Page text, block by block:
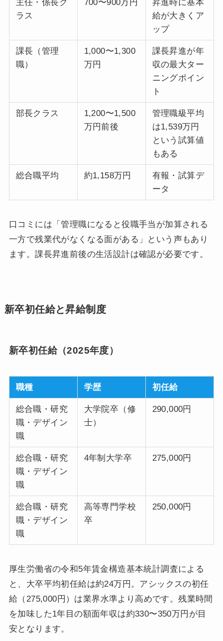
主任・係長ク
ラス
700〜900万円
昇進時に基本
給が大きくア
ップ
課長（管理
職）
1,000〜1,300
万円
課長昇進が年
収の最大ター
ニングポイン
ト
部長クラス
1,200〜1,500
万円前後
管理職級平均
は1,539万円
という試算値
もある
総合職平均 約1,158万円
有報・試算デ
ータ
口コミには「管理職になると役職手当が加算される
一方で残業代がなくなる面がある」という声もあり
ます。課長昇進前後の生活設計は確認が必要です。
新卒初任給と昇給制度
新卒初任給（2025年度）
職種 学歴 初任給
総合職・研究
職・デザイン
職
大学院卒（修
士）
290,000円
総合職・研究
職・デザイン
職
4年制大学卒 275,000円
総合職・研究
職・デザイン
職
高等専門学校
卒
250,000円
厚生労働省の令和5年賃金構造基本統計調査による
と、大卒平均初任給は約24万円。アシックスの初任
給（275,000円）は業界水準より高めです。残業時間
を加味した1年目の額面年収は約330〜350万円が目
安となります。